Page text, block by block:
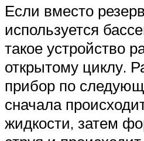
Если вместо
используется
такое устройство
открытому циклу.
прибор по
сначала
жидкости, затем